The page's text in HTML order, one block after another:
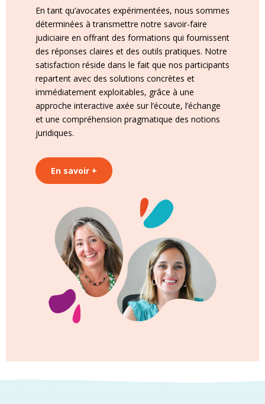
En tant qu’avocates expérimentées, nous sommes
déterminées à transmettre notre savoir-faire
judiciaire en offrant des formations qui fournissent
des réponses claires et des outils pratiques. Notre
satisfaction réside dans le fait que nos participants
repartent avec des solutions concrètes et
immédiatement exploitables, grâce à une
approche interactive axée sur l’écoute, l’échange
et une compréhension pragmatique des notions
juridiques.
En savoir +